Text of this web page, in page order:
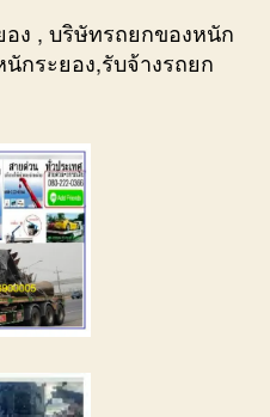
ง , บริษัทรถยกของหนัก
กระยอง,รับจ้างรถยก